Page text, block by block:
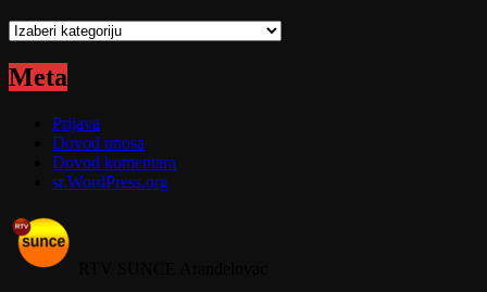
Kategorije
Meta
Prijava
Dovod unosa
Dovod komentara
sr.WordPress.org